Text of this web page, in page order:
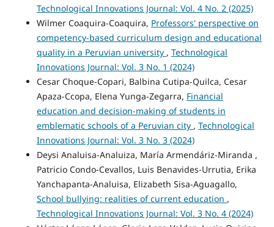
Technological Innovations Journal: Vol. 4 No. 2 (2025)
Wilmer Coaquira-Coaquira, Professors' perspective on
competency-based curriculum design and educational
quality in a Peruvian university , Technological
Innovations Journal: Vol. 3 No. 1 (2024)
Cesar Choque-Copari, Balbina Cutipa-Quilca, Cesar
Apaza-Ccopa, Elena Yunga-Zegarra, Financial
education and decision-making of students in
emblematic schools of a Peruvian city , Technological
Innovations Journal: Vol. 3 No. 3 (2024)
Deysi Analuisa-Analuiza, María Armendáriz-Miranda ,
Patricio Condo-Cevallos, Luis Benavides-Urrutia, Erika
Yanchapanta-Analuisa, Elizabeth Sisa-Aguagallo,
School bullying: realities of current education ,
Technological Innovations Journal: Vol. 3 No. 4 (2024)